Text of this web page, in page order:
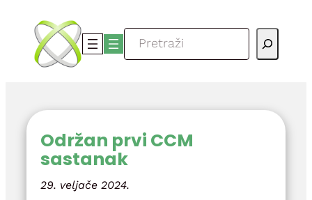
sadržaja
Pretraga
Održan prvi CCM
sastanak
29. veljače 2024.